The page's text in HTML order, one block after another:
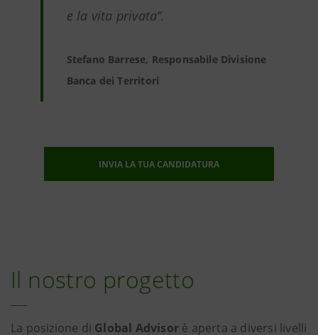
e la vita privata”.
Stefano Barrese, Responsabile Divisione
Banca dei Territori
INVIA LA TUA CANDIDATURA
Il nostro progetto
La posizione di Global Advisor è aperta a diversi livelli